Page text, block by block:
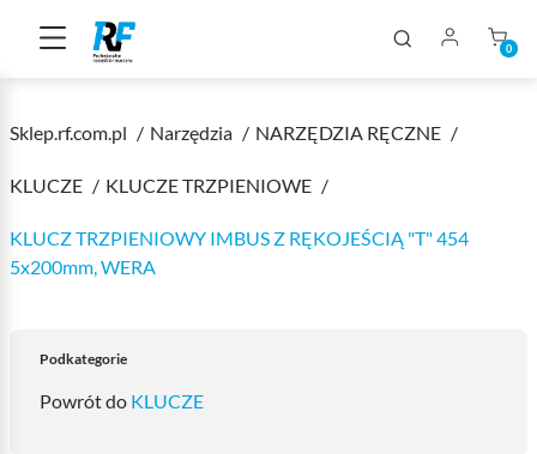
0
Sklep.rf.com.pl Narzędzia NARZĘDZIA RĘCZNE
KLUCZE KLUCZE TRZPIENIOWE
KLUCZ TRZPIENIOWY IMBUS Z RĘKOJEŚCIĄ "T" 454
5x200mm, WERA
Podkategorie
Powrót do KLUCZE